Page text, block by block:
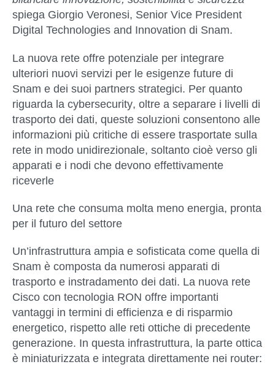
spiega Giorgio Veronesi, Senior Vice President
Digital Technologies and Innovation di Snam.
La nuova rete offre potenziale per integrare
ulteriori nuovi servizi per le esigenze future di
Snam e dei suoi partners strategici. Per quanto
riguarda la cybersecurity, oltre a separare i livelli di
trasporto dei dati, queste soluzioni consentono alle
informazioni più critiche di essere trasportate sulla
rete in modo unidirezionale, soltanto cioè verso gli
apparati e i nodi che devono effettivamente
riceverle
Una rete che consuma molta meno energia, pronta
per il futuro del settore
Un’infrastruttura ampia e sofisticata come quella di
Snam è composta da numerosi apparati di
trasporto e instradamento dei dati. La nuova rete
Cisco con tecnologia RON offre importanti
vantaggi in termini di efficienza e di risparmio
energetico, rispetto alle reti ottiche di precedente
generazione. In questa infrastruttura, la parte ottica
è miniaturizzata e integrata direttamente nei router: